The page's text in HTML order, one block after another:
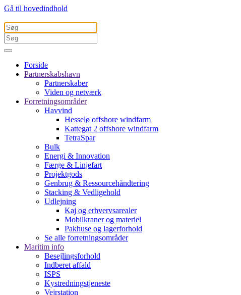
Gå til hovedindhold
Forside
Partnerskabshavn
Partnerskaber
Viden og netværk
Forretningsområder
Havvind
Hesselø offshore windfarm
Kattegat 2 offshore windfarm
TetraSpar
Bulk
Energi & Innovation
Færge & Linjefart
Projektgods
Genbrug & Ressourcehåndtering
Stacking & Vedligehold
Udlejning
Kaj og erhvervsarealer
Mobilkraner og materiel
Pakhuse og lagerforhold
Se alle forretningsområder
Maritim info
Besejlingsforhold
Indberet affald
ISPS
Kystredningstjeneste
Vejrstation